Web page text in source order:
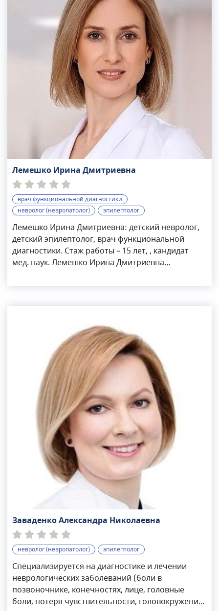
Лемешко Ирина Дмитриевна
врач функциональной диагностики
невролог (невропатолог)
эпилептолог
Лемешко Ирина Дмитриевна: детский невролог,
детский эпилептолог, врач функциональной
диагностики. Стаж работы – 15 лет, , кандидат
мед. наук. Лемешко Ирина Дмитриевна
функциональной диагностики: Специализируется
на сложных случаях, обследует и наблюдает
пациентов из реанимации и интенсивной
терапии, которые находятся в судорожном
эпилептическом статусе и коме. В сферу научных
интересов специалиста входит изучение
когнитивной эпилептиформной дезинтеграции,
эпилепсии и задержки развития у детей. Ирина
Дмитриевна совмещает клиническую практику и
научную деятельность, занимает должность
ученого секретаря Международного
противоэпилептического бюро. Является
автором фильма «Ремиссия у больных
эпилепсией» и монографии «Видеопрактикум по
неврологии». Защитила кандидатскую
диссертацию, работает над написание
докторской диссертации.
Заваденко Александра Николаевна
невролог (невропатолог) эпилептолог
Специализируется на диагностике и лечении
неврологических заболеваний (боли в
позвоночнике, конечностях, лице, головные
боли, потеря чувствительности, головокружение,